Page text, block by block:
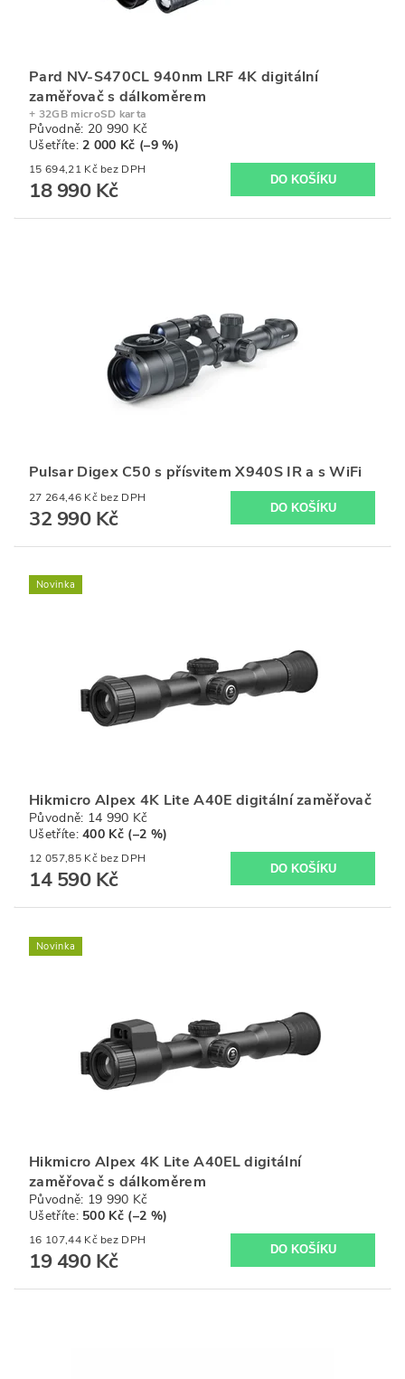
Pard NV-S470CL 940nm LRF 4K digitální
zaměřovač s dálkoměrem
+ 32GB microSD karta
Původně: 20 990 Kč
Ušetříte: 2 000 Kč (–9 %)
15 694,21 Kč bez DPH
18 990 Kč
Pulsar Digex C50 s přísvitem X940S IR a s WiFi
27 264,46 Kč bez DPH
32 990 Kč
Novinka
Hikmicro Alpex 4K Lite A40E digitální zaměřovač
Původně: 14 990 Kč
Ušetříte:400 Kč (–2 %)
12 057,85 Kč bez DPH
14 590 Kč
Novinka
Hikmicro Alpex 4K Lite A40EL digitální
zaměřovač s dálkoměrem
Původně: 19 990 Kč
Ušetříte: 500 Kč (–2 %)
16 107,44 Kč bez DPH
19 490 Kč